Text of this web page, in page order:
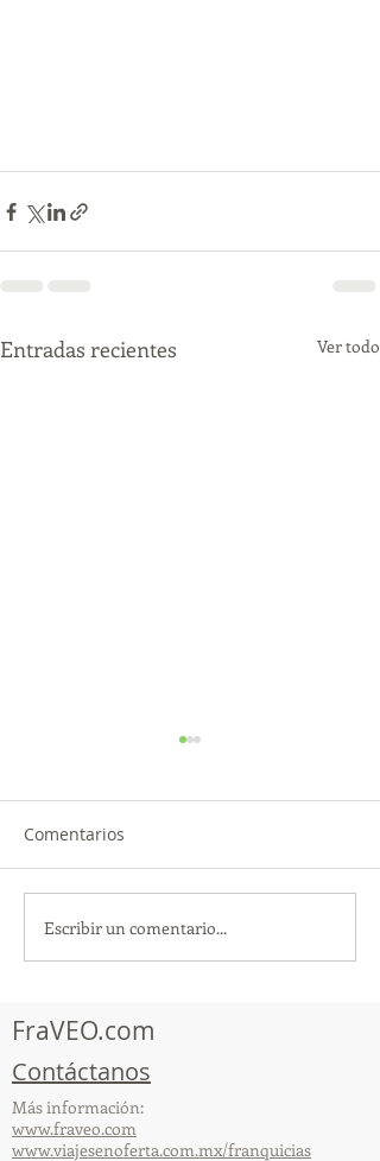
Entradas recientes Ver todo
¡Acapulco y Guerrero se
Visten de Fiesta!
Comentarios
Escribir un comentario...
FraVEO.com
Contáctanos
Más información:
www.fraveo.com
www.viajesenoferta.com.mx/franquicias